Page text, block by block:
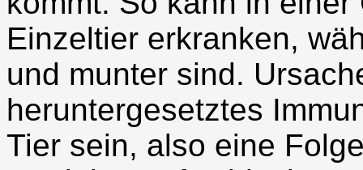
Einzeltier erkranken,
und munter sind.
heruntergesetztes
Tier sein, also eine